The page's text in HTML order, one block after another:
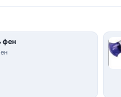
фен